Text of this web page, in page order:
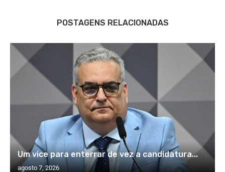
POSTAGENS RELACIONADAS
Um vice para enterrar de vez a candidatura...
agosto 7, 2026